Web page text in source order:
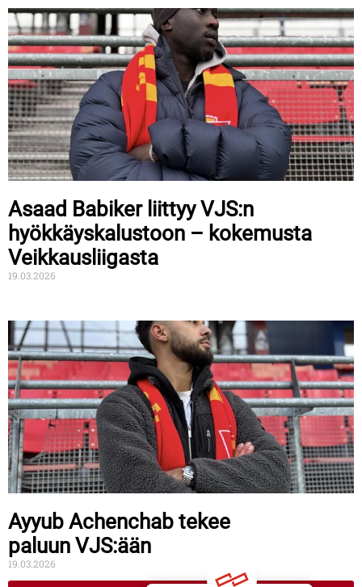
Asaad Babiker liittyy VJS:n
hyökkäyskalustoon – kokemusta
Veikkausliigasta
19.03.2026
Ayyub Achenchab tekee
paluun VJS:ään
19.03.2026